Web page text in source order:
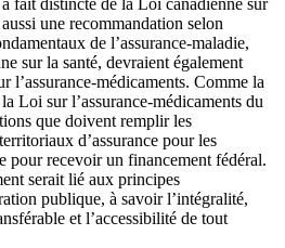
une recommandation selon
de l’assurance-maladie,
sur la santé, devraient également
l’assurance-médicaments. Comme la
Loi sur l’assurance-médicaments du
que doivent remplir les
d’assurance pour les
pour recevoir un financement fédéral.
serait lié aux principes
publique, à savoir l’intégralité,
et l’accessibilité de tout